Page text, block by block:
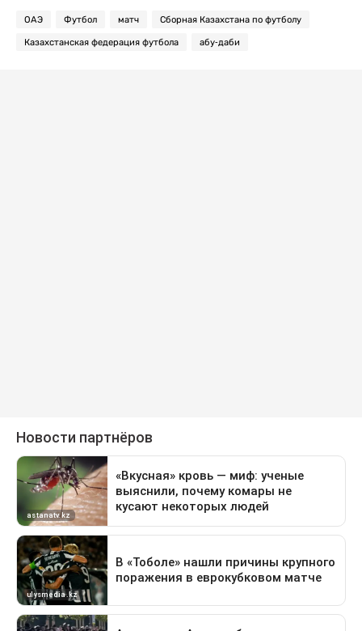
ОАЭ Футбол матч Сборная Казахстана по футболу
Казахстанская федерация футбола абу-даби